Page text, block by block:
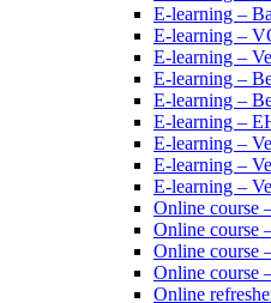
E-learning –
E-learning –
E-learning –
E-learning –
E-learning –
E-learning –
E-learning –
E-learning –
E-learning –
Online course
Online course
Online course
Online course
Online